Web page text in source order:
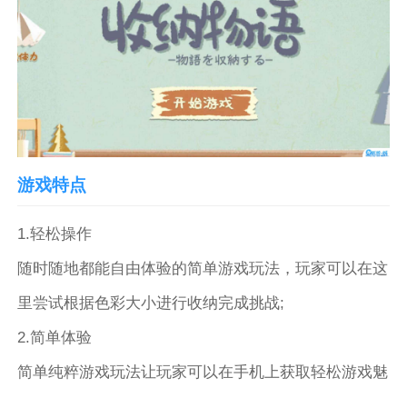
游戏特点
1.轻松操作
随时随地都能自由体验的简单游戏玩法，玩家可以在这
里尝试根据色彩大小进行收纳完成挑战;
2.简单体验
简单纯粹游戏玩法让玩家可以在手机上获取轻松游戏魅